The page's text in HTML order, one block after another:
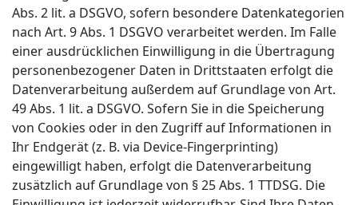
Abs. 2 lit. a DSGVO, sofern besondere Datenkategorien
nach Art. 9 Abs. 1 DSGVO verarbeitet werden. Im Falle
einer ausdrücklichen Einwilligung in die Übertragung
personenbezogener Daten in Drittstaaten erfolgt die
Datenverarbeitung außerdem auf Grundlage von Art.
49 Abs. 1 lit. a DSGVO. Sofern Sie in die Speicherung
von Cookies oder in den Zugriff auf Informationen in
Ihr Endgerät (z. B. via Device-Fingerprinting)
eingewilligt haben, erfolgt die Datenverarbeitung
zusätzlich auf Grundlage von § 25 Abs. 1 TTDSG. Die